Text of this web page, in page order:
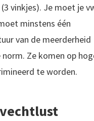
vinkjes). Je moet je
minstens één
van de meerderheid
Ze komen op
te worden.